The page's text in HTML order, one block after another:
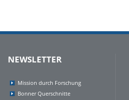
NEWSLETTER
Mission durch Forschung
Bonner Querschnitte